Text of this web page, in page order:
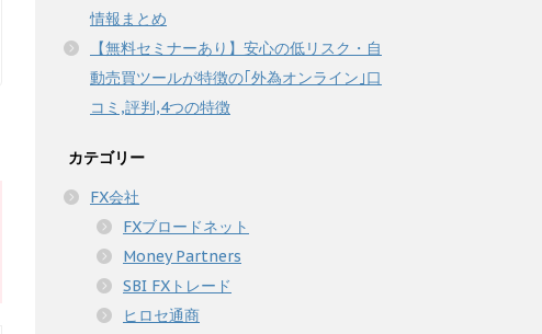
情報まとめ
【無料セミナーあり】安心の低リスク・自
動売買ツールが特徴の｢外為オンライン｣口
コミ,評判,4つの特徴
カテゴリー
FX会社
FXブロードネット
Money Partners
SBI FXトレード
ヒロセ通商